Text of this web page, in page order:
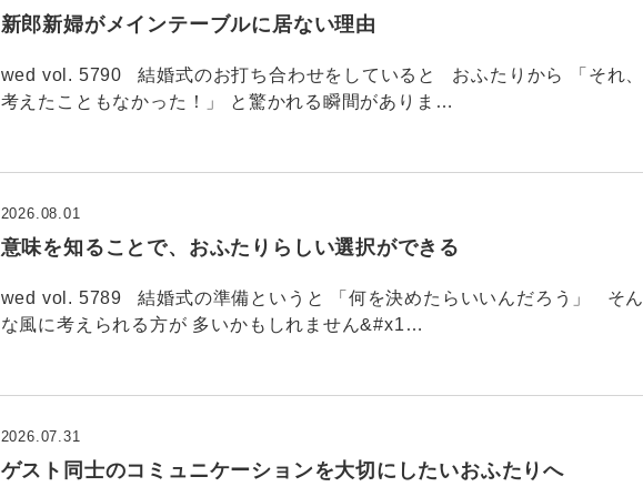
新郎新婦がメインテーブルに居ない理由
wed vol. 5790 結婚式のお打ち合わせをしていると おふたりから 「それ、
考えたこともなかった！」 と驚かれる瞬間がありま…
意味を知ることで、おふたりらしい選択ができる
2026.08.01
wed vol. 5789 結婚式の準備というと 「何を決めたらいいんだろう」 そん
な風に考えられる方が 多いかもしれません&#x1…
ゲスト同士のコミュニケーションを大切にしたいおふたりへ
2026.07.31